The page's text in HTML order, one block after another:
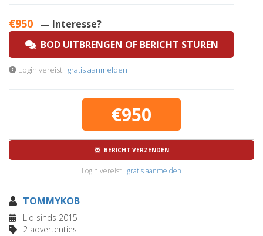
€950 — Interesse?
BOD UITBRENGEN OF BERICHT STUREN
Login vereist · gratis aanmelden
€950
BERICHT VERZENDEN
Login vereist · gratis aanmelden
TOMMYKOB
Lid sinds 2015
2 advertenties